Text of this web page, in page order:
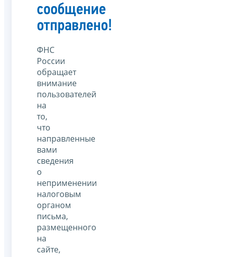
сообщение
отправлено!
ФНС
России
обращает
внимание
пользователей
на
то,
что
направленные
вами
сведения
о
неприменении
налоговым
органом
письма,
размещенного
на
сайте,